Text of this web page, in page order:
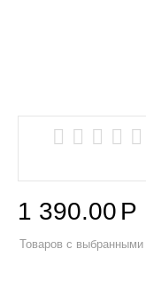
1 390.00 Р
Товаров с